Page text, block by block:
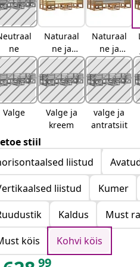
ne
Naturaal
ne ja
kreemjas
Naturaal
ne ja
helehall
Valge
Valge ja
kreem
valge ja
antratsiit
stiil
liistud
liistud
Kumer
Kaldus Must
köis
Kohvi köis
99